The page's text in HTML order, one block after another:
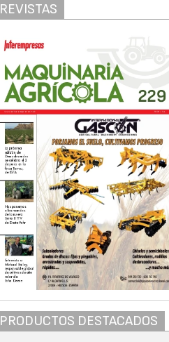
REVISTAS
PRODUCTOS DESTACADOS